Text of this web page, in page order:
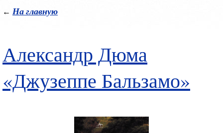
← На главную
Александр Дюма
«Джузеппе Бальзамо»